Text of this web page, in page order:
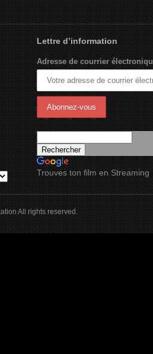
Lettre d’information
Adresse de courrier
Trouves ton film en Streaming
All rights reserved.